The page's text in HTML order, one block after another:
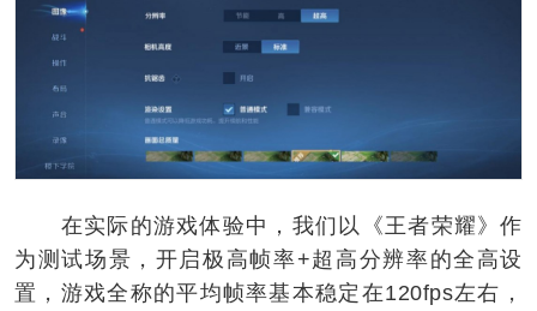
在实际的游戏体验中，我们以《王者荣耀》作
为测试场景，开启极高帧率+超高分辨率的全高设
置，游戏全称的平均帧率基本稳定在120fps左右，